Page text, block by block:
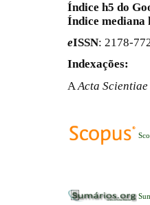
Índice h5 do
Índice mediana
eISSN: 2178-
Indexações:
A Acta Scientiae